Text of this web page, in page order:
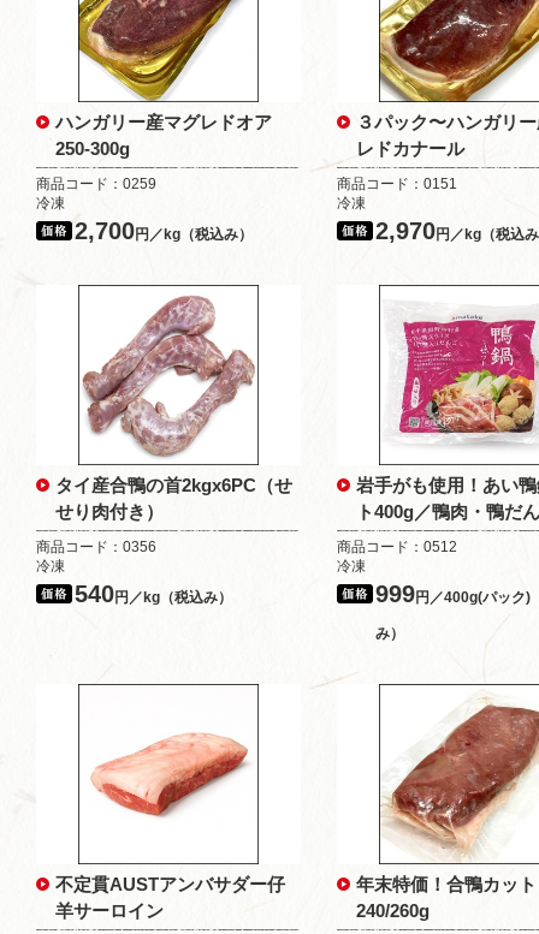
ハンガリー産マグレドオア
250-300g
商品コード：0259
冷凍
2,700円／kg（税込み）
３パック〜ハンガリ
レドカナール
商品コード：0151
冷凍
2,970円／kg（税込
タイ産合鴨の首2kgx6PC（せ
せり肉付き）
商品コード：0356
冷凍
540円／kg（税込み）
岩手がも使用！あい
ト400g／鴨肉・鴨だん
商品コード：0512
冷凍
999円／400g(パック)
み）
不定貫AUSTアンバサダー仔
羊サーロイン
年末特価！合鴨カッ
240/260g